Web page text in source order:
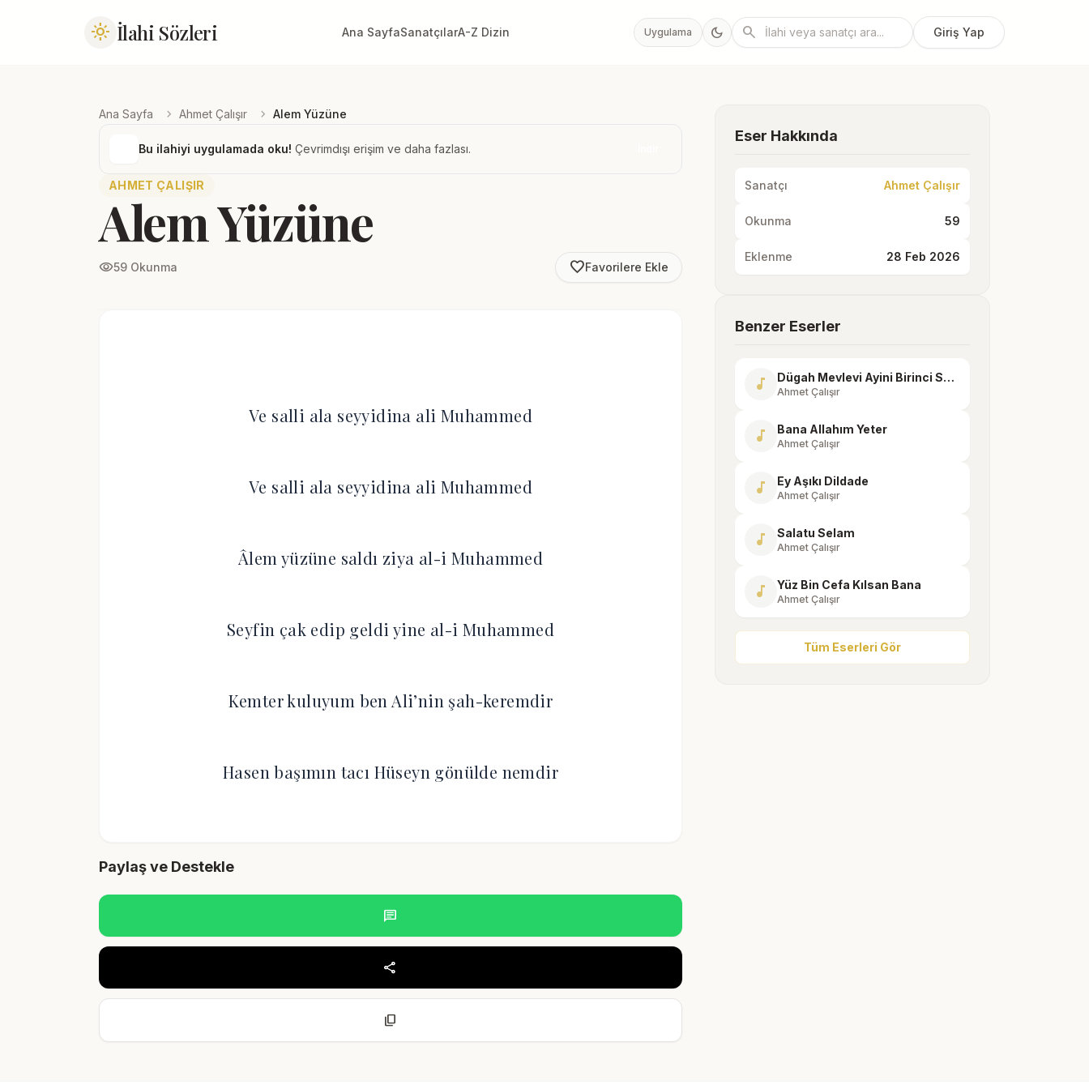
light_mode İlahi Sözleri Ana SayfaSanatçılarA-Z Dizin Uygulama dark_mode search Giriş Yap
Ana Sayfa chevron_right Ahmet Çalışır chevron_right Alem Yüzüne
Bu ilahiyi uygulamada oku! Çevrimdışı erişim ve daha fazlası.
AHMET ÇALIŞIR
Alem Yüzüne
visibility59 Okunma favorite_borderFavorilere Ekle
Ve salli ala seyyidina ali Muhammed
Ve salli ala seyyidina ali Muhammed
Âlem yüzüne saldı ziya al-i Muhammed
Seyfin çak edip geldi yine al-i Muhammed
Kemter kuluyum ben Ali’nin şah-keremdir
Hasen başımın tacı Hüseyn gönülde nemdir
Paylaş ve Destekle
chat
share
content_copy
Eser Hakkında
Sanatçı Ahmet Çalışır
Okunma 59
Eklenme 28 Feb 2026
Benzer Eserler
music_note Dügah Mevlevi Ayini Birinci Selam ve İkinci Selam
Ahmet Çalışır
music_note Bana Allahım Yeter
Ahmet Çalışır
music_note Ey Aşıkı Dildade
Ahmet Çalışır
music_note Salatu Selam
Ahmet Çalışır
music_note Yüz Bin Cefa Kılsan Bana
Ahmet Çalışır
Tüm Eserleri Gör